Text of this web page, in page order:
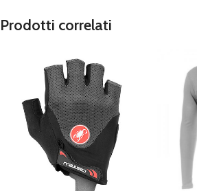
Prodotti correlati